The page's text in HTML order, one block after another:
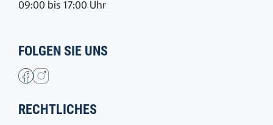
09:00 bis 17:00 Uhr
FOLGEN SIE UNS
RECHTLICHES